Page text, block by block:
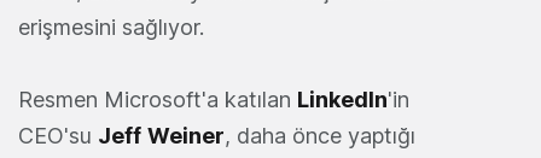
erişmesini sağlıyor.
Resmen Microsoft'a katılan LinkedIn'in
CEO'su Jeff Weiner, daha önce yaptığı